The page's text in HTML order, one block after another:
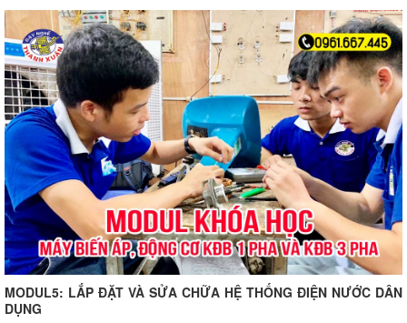
MODUL5: LẮP ĐẶT VÀ SỬA CHỮA HỆ THỐNG ĐIỆN NƯỚC DÂN
DỤNG